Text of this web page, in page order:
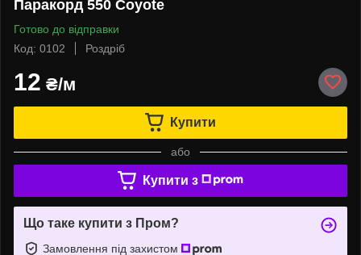
Паракорд 550 Coyote
Готово до відправки
Код: 0102
Роздріб
12 ₴/м
Купити
або
Купити з
Що таке купити з Пром?
Замовлення під захистом